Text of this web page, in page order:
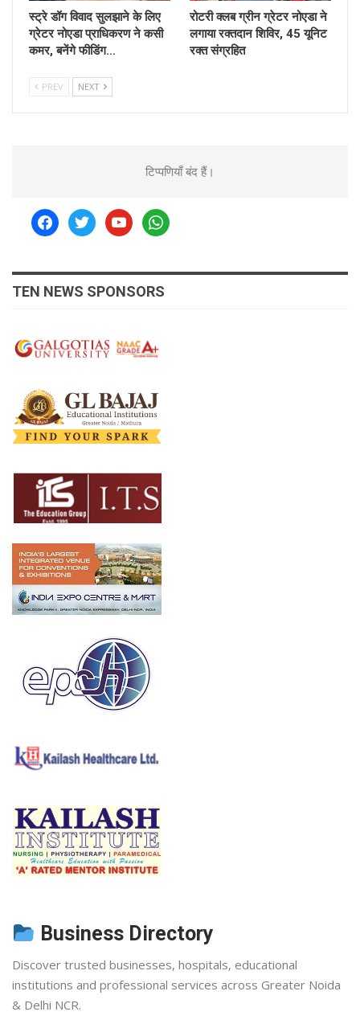
स्ट्रे डॉग विवाद सुलझाने के लिए
ग्रेटर नोएडा प्राधिकरण ने कसी
कमर, बनेंगे फीडिंग…
रोटरी क्लब ग्रीन ग्रेटर नोएडा ने
लगाया रक्तदान शिविर, 45 यूनिट
रक्त संग्रहित
PREV NEXT
टिप्पणियाँ बंद हैं।
facebooktwitteryoutubewhatsapp
TEN NEWS SPONSORS
Business Directory
Discover trusted businesses, hospitals, educational
institutions and professional services across Greater Noida
& Delhi NCR.